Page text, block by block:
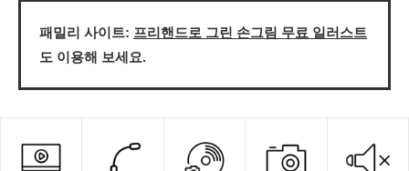
패밀리 사이트: 프리핸드로 그린 손그림 무료 일러스트
도 이용해 보세요.